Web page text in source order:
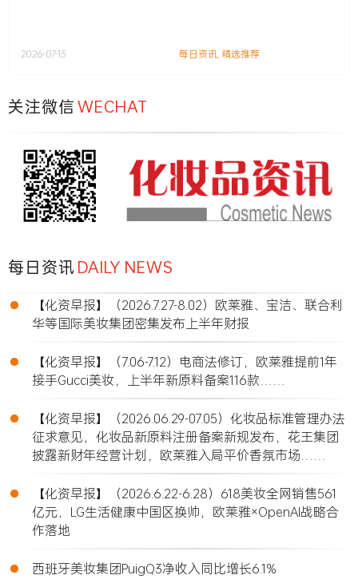
2026-07-13 每日资讯,精选推荐
关注微信WECHAT
每日资讯DAILY NEWS
•
【化资早报】（2026.7.27-8.02）欧莱雅、宝洁、联合利
华等国际美妆集团密集发布上半年财报
•
【化资早报】（7.06-7.12）电商法修订，欧莱雅提前1年
接手Gucci美妆，上半年新原料备案116款……
•
【化资早报】（2026.06.29-07.05）化妆品标准管理办法
征求意见，化妆品新原料注册备案新规发布，花王集团
披露新财年经营计划，欧莱雅入局平价香氛市场……
•
【化资早报】（2026.6.22-6.28）618美妆全网销售561
亿元，LG生活健康中国区换帅，欧莱雅×OpenAI战略合
作落地
• 西班牙美妆集团PuigQ3净收入同比增长6.1%